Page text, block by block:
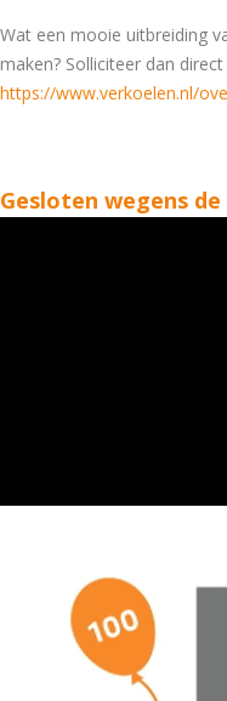
Wat een mooie uitbreiding
maken? Solliciteer dan
https://www.verkoelen.nl/
Gesloten wegens